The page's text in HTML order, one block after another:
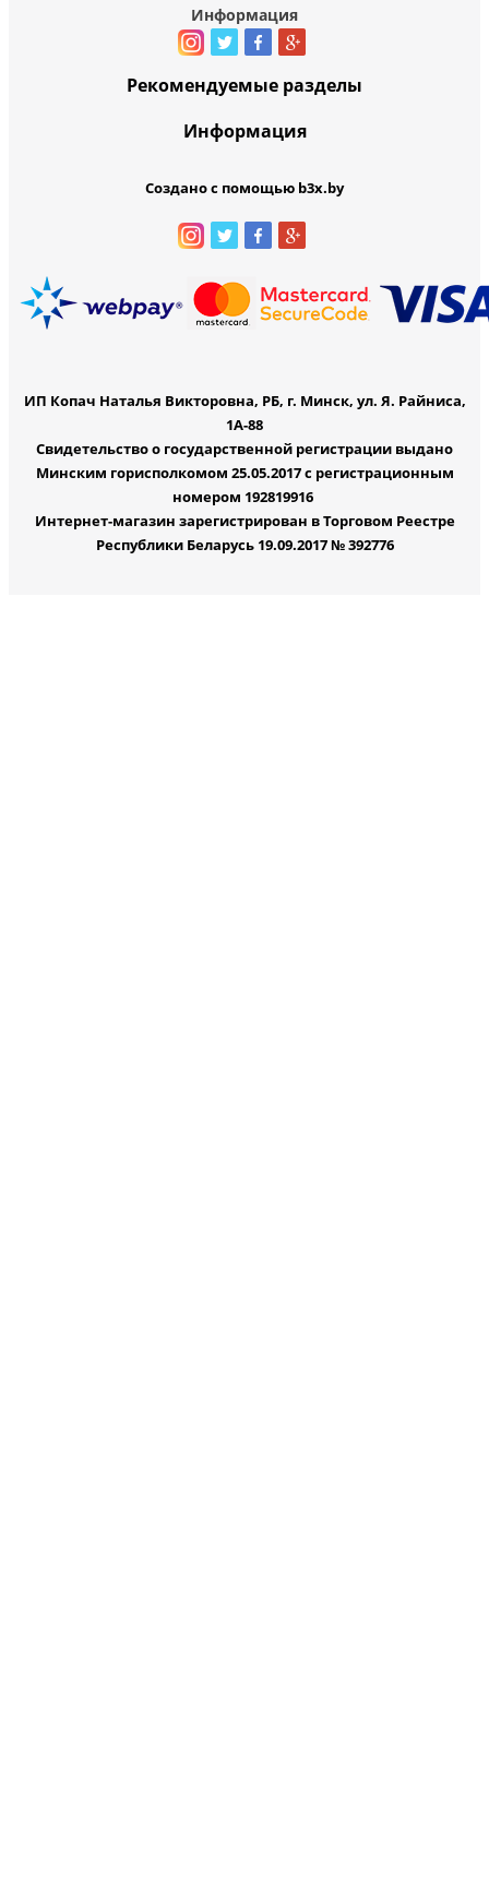
Информация
Рекомендуемые разделы
Информация
Создано с помощью b3x.by
ИП Копач Наталья Викторовна, РБ, г. Минск, ул. Я. Райниса,
1А-88
Свидетельство о государственной регистрации выдано
Минским горисполкомом 25.05.2017 с регистрационным
номером 192819916
Интернет-магазин зарегистрирован в Торговом Реестре
Республики Беларусь 19.09.2017 № 392776